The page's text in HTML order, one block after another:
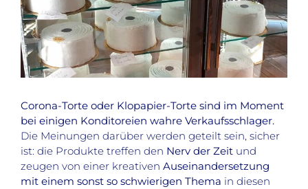
Corona-Torte oder Klopapier-Torte sind im Moment
bei einigen Konditoreien wahre Verkaufsschlager.
Die Meinungen darüber werden geteilt sein, sicher
ist: die Produkte treffen den Nerv der Zeit und
zeugen von einer kreativen Auseinandersetzung
mit einem sonst so schwierigen Thema in diesen